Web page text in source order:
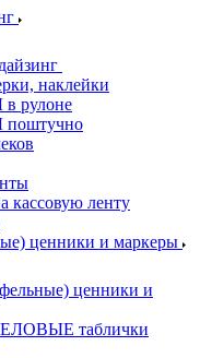
наклейки
рулоне
кассовую ленту
ценники и маркеры
ценники и
таблички